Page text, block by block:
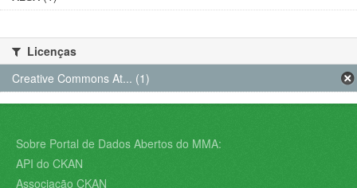
Licenças
Creative Commons At... (1)
Sobre Portal de Dados Abertos do MMA:
API do CKAN
Associação CKAN